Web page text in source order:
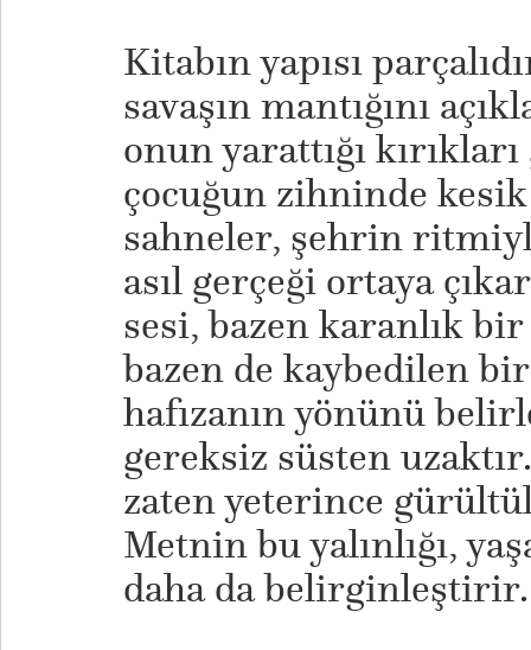
Kitabın yapısı
savaşın mantığını
onun yarattığı
çocuğun zihninde
sahneler, şehrin
asıl gerçeği ortaya
sesi, bazen karanlık
bazen de kaybedilen
hafızanın yönünü
gereksiz süsten
zaten yeterince
Metnin bu yalınlığı,
daha da belirginleştirir.